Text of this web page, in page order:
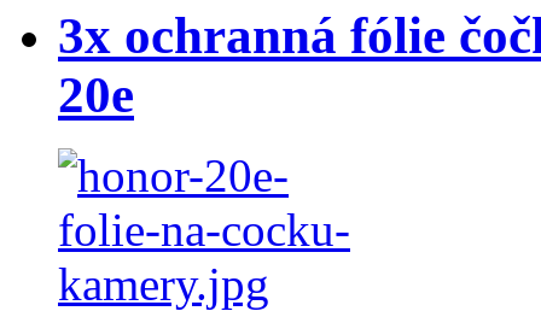
3x ochranná fólie
20e